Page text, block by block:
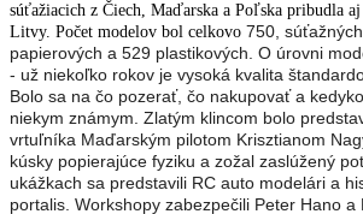
súťažiacich z Čiech, Maďarska a Poľska pribudla
Litvy. Počet modelov bol celkovo 750,
papierových a 529 plastikových. O úrovni
- už niekoľko rokov je vysoká kvalita
Bolo sa na čo pozerať, čo nakupovať a
niekym známym. Zlatým klincom bolo
vrtuľníka Maďarským pilotom Krisztianom
kúsky popierajúce fyziku a zožal zaslúžený
ukážkach sa predstavili RC auto modelári a
portalis. Workshopy zabezpečili Peter Hano a